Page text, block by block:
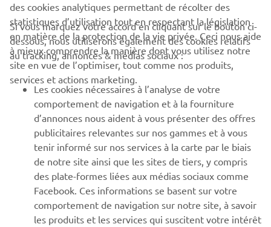
CORPORATE
BUSINESS
PLUS YAMAHA
SUPPORT
NEWSLETTER
Découvrez en exclusivité les dernières offres, les événements
spéciaux, les nouveautés et bien plus encore
des cookies analytiques permettant de récolter des
statistiques d’utilisation tout en respectant la législation
en matière de la protection de la vie privée. Ceci nous aide
à mieux comprendre la manière dont vous utilisez notre
site en vue de l’optimiser, tout comme nos produits,
services et actions marketing.
Si vous marquez votre accord en cliquant sur le bouton ci-
dessous, nous utiliserons également des cookies relatifs
au tracking, annonces & médias sociaux :
Les cookies nécessaires à l’analyse de votre
comportement de navigation et à la fourniture
d’annonces nous aident à vous présenter des offres
publicitaires relevantes sur nos gammes et à vous
tenir informé sur nos services à la carte par le biais
de notre site ainsi que les sites de tiers, y compris
des plate-formes liées aux médias sociaux comme
Facebook. Ces informations se basent sur votre
comportement de navigation sur notre site, à savoir
les produits et les services qui suscitent votre intérêt